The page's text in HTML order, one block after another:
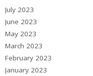
July 2023
June 2023
May 2023
March 2023
February 2023
January 2023